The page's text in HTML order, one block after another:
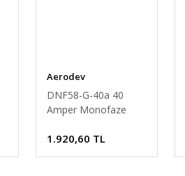
Aerodev
DNF58-G-40a 40
Amper Monofaze
250v AC
1.920,60 TL